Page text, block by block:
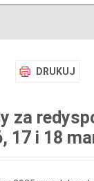
DRUKUJ
za
i 18